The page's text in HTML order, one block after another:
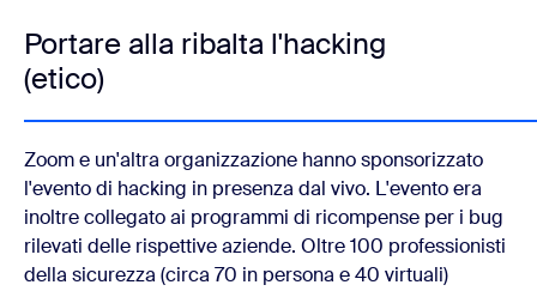
Portare alla ribalta l'hacking
(etico)
Zoom e un'altra organizzazione hanno sponsorizzato
l'evento di hacking in presenza dal vivo. L'evento era
inoltre collegato ai programmi di ricompense per i bug
rilevati delle rispettive aziende. Oltre 100 professionisti
della sicurezza (circa 70 in persona e 40 virtuali)